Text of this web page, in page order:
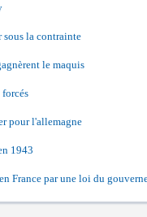
la contrainte
le maquis
pour l'allemagne
1943
France par une loi du